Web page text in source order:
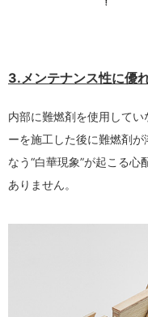
3.メンテナンス性に優
内部に難燃剤を使用して
ーを施工した後に難燃剤
なう“白華現象”が起こる
ありません。